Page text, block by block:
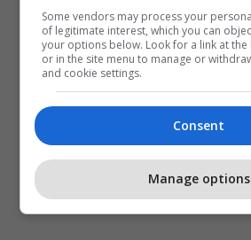
Some vendors may process your
of legitimate interest, which you can
your options below. Look for a link at
or in the site menu to manage or
and cookie settings.
Consent
Manage options